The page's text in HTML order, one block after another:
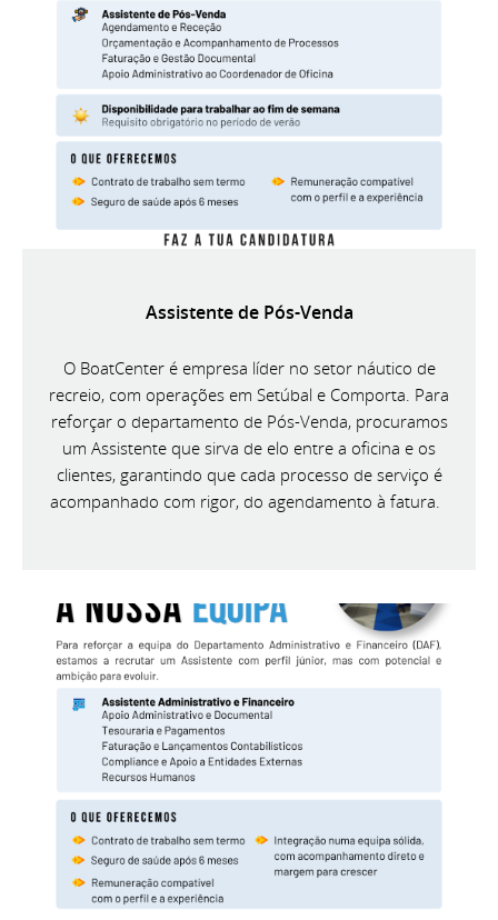
Assistente de Pós-Venda
O BoatCenter é empresa líder no setor náutico de
recreio, com operações em Setúbal e Comporta. Para
reforçar o departamento de Pós-Venda, procuramos
um Assistente que sirva de elo entre a oficina e os
clientes, garantindo que cada processo de serviço é
acompanhado com rigor, do agendamento à fatura.